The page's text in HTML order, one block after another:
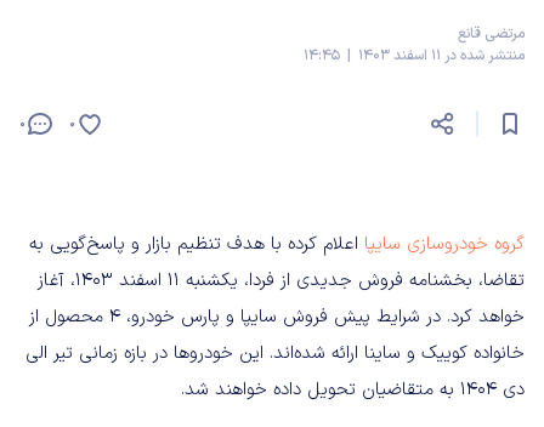
مرتضی قانع
منتشر شده در 11 اسفند 1403 | 14:45
0 0
گروه‌ خودروسازی سایپا اعلام کرده با هدف تنظیم بازار و پاسخ‌گویی به
تقاضا، بخشنامه فروش جدیدی از فردا، یکشنبه 11 اسفند 1403، آغاز
خواهد کرد. در شرایط پیش فروش سایپا و پارس خودرو، 4 محصول از
خانواده کوییک و ساینا ارائه شده‌اند. این خودروها در بازه زمانی تیر الی
دی‌ 1404 به متقاضیان تحویل داده خواهند شد.